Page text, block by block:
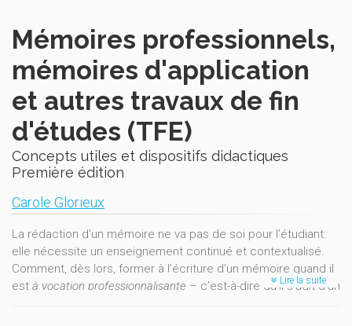
Mémoires professionnels,
mémoires d'application
et autres travaux de fin
d'études (TFE)
Concepts utiles et dispositifs didactiques
Première édition
Carole Glorieux
La rédaction d'un mémoire ne va pas de soi pour l’étudiant:
elle nécessite un enseignement continué et contextualisé.
Comment, dès lors, former à l’écriture d’un mémoire quand il
est à vocation professionnalisante – c’est-à-dire qu’il s’agit d’un
Lire la suite